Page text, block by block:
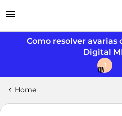
Como resolver avarias
Digital
J
Home